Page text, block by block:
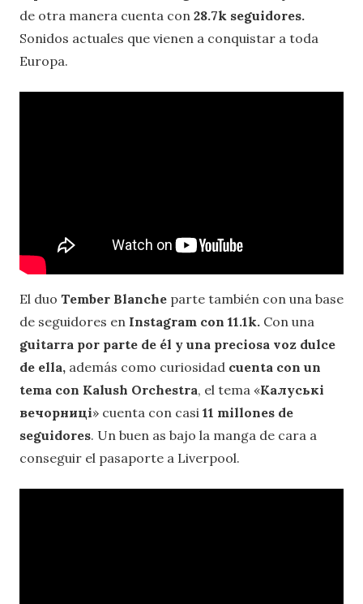
de otra manera cuenta con 28.7k seguidores.
Sonidos actuales que vienen a conquistar a toda
Europa.
El duo Tember Blanche parte también con una base
de seguidores en Instagram con 11.1k. Con una
guitarra por parte de él y una preciosa voz dulce
de ella, además como curiosidad cuenta con un
tema con Kalush Orchestra, el tema «Калуські
вечорниці» cuenta con casi 11 millones de
seguidores. Un buen as bajo la manga de cara a
conseguir el pasaporte a Liverpool.